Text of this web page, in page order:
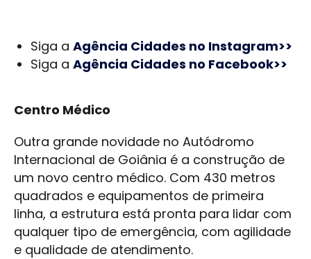
Siga a Agência Cidades no Instagram>>
Siga a Agência Cidades no Facebook>>
Centro Médico
Outra grande novidade no Autódromo
Internacional de Goiânia é a construção de
um novo centro médico. Com 430 metros
quadrados e equipamentos de primeira
linha, a estrutura está pronta para lidar com
qualquer tipo de emergência, com agilidade
e qualidade de atendimento.